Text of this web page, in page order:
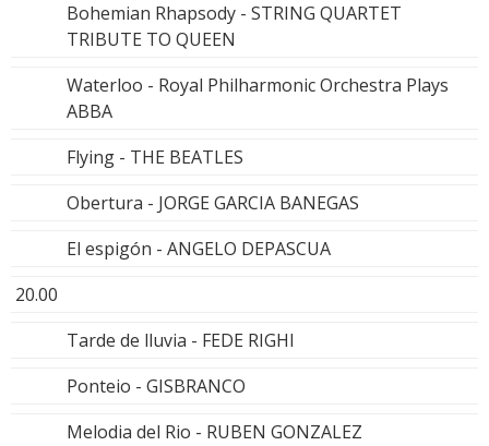
Bohemian Rhapsody - STRING QUARTET
TRIBUTE TO QUEEN
Waterloo - Royal Philharmonic Orchestra Plays
ABBA
Flying - THE BEATLES
Obertura - JORGE GARCIA BANEGAS
El espigón - ANGELO DEPASCUA
20.00
Tarde de lluvia - FEDE RIGHI
Ponteio - GISBRANCO
Melodia del Rio - RUBEN GONZALEZ